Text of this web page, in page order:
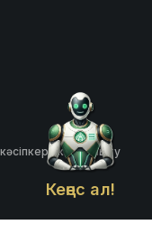
Кеңес ал!
дамыту